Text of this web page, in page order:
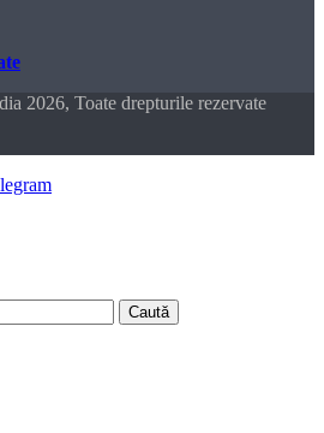
2026, Toate drepturile rezervate